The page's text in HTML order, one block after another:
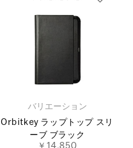
バリエーション
Orbitkey ラップトップ スリ
ーブ ブラック